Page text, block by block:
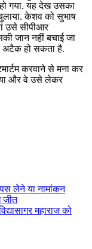
गया. यह देख उसका
केशव को सुभाष
उसे सीपीआर
जान नहीं बचाई जा
अटैक हो सकता है.
करवाने से मना कर
और वे उसे लेकर
लेने या नामांकन
जीत
महाराज को